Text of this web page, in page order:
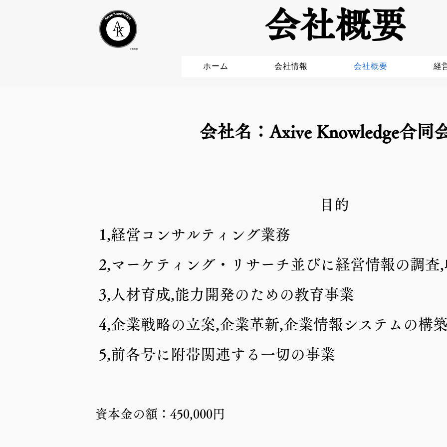
会社概要
ホーム 会社情報 会社概要 経
会社名：Axive Knowledge合同
目的
1,経営コンサルティング業務
2,マーケティング・リサーチ並びに経営情報の調査
3,人材育成,能力開発のための教育事業
4,企業戦略の立案,企業革新,企業情報システムの構
5,前各号に附帯関連する一切の事業
​資本金の額：450,000円